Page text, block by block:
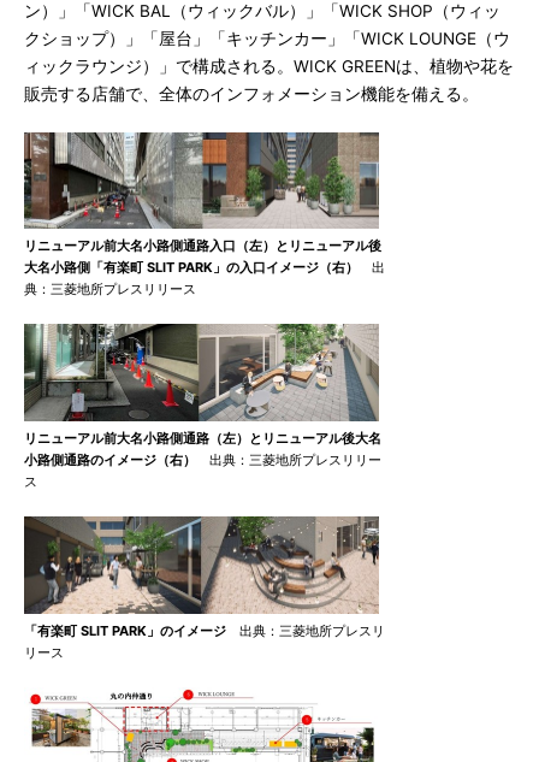
ン）」「WICK BAL（ウィックバル）」「WICK SHOP（ウィッ
クショップ）」「屋台」「キッチンカー」「WICK LOUNGE（ウ
ィックラウンジ）」で構成される。WICK GREENは、植物や花を
販売する店舗で、全体のインフォメーション機能を備える。
リニューアル前大名小路側通路入口（左）とリニューアル後
大名小路側「有楽町 SLIT PARK」の入口イメージ（右）
出
典：三菱地所プレスリリース
リニューアル前大名小路側通路（左）とリニューアル後大名
小路側通路のイメージ（右）
出典：三菱地所プレスリリー
ス
「有楽町 SLIT PARK」のイメージ 出典：三菱地所プレスリ
リース